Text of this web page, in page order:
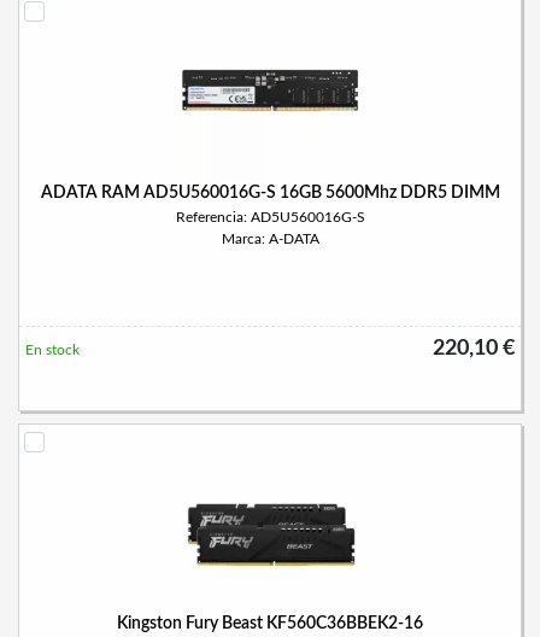
ADATA RAM AD5U560016G-S 16GB 5600Mhz DDR5 DIMM
Referencia: AD5U560016G-S
Marca: A-DATA
220,10 €
En stock
Kingston Fury Beast KF560C36BBEK2-16